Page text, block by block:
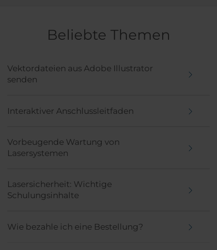
Beliebte Themen
Vektordateien aus Adobe Illustrator
senden
Interaktiver Anschlussleitfaden
Vorbeugende Wartung von
Lasersystemen
Lasersicherheit: Wichtige
Schulungsinhalte
Wie bezahle ich eine Bestellung?